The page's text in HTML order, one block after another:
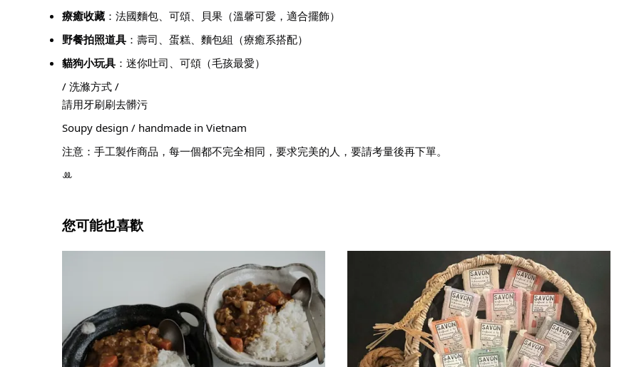
療癒收藏 ：法國麵包、可頌、貝果（溫馨可愛，適合擺飾）
野餐拍照道具 ：壽司、蛋糕、麵包組（療癒系搭配）
貓狗小玩具 ：迷你吐司、可頌（毛孩最愛）
/ 洗滌方式 /
請用牙刷刷去髒污
Soupy design / handmade in Vietnam
注意：手工製作商品，每一個都不完全相同，要求完美的人，要請考量後再下單。
ꔛ
您可能也喜歡